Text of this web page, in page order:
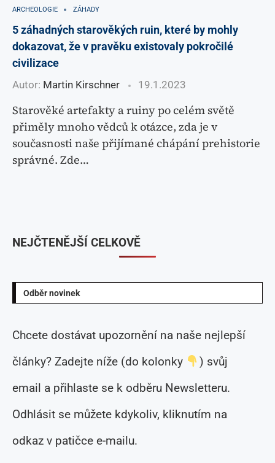
ARCHEOLOGIE ZÁHADY
5 záhadných starověkých ruin, které by mohly
dokazovat, že v pravěku existovaly pokročilé
civilizace
Autor: Martin Kirschner 19.1.2023
Starověké artefakty a ruiny po celém světě
přiměly mnoho vědců k otázce, zda je v
současnosti naše přijímané chápání prehistorie
správné. Zde…
Odběr novinek
Chcete dostávat upozornění na naše nejlepší
články? Zadejte níže (do kolonky
) svůj
email a přihlaste se k odběru Newsletteru.
Odhlásit se můžete kdykoliv, kliknutím na
odkaz v patičce e-mailu.
NEJČTENĚJŠÍ CELKOVĚ